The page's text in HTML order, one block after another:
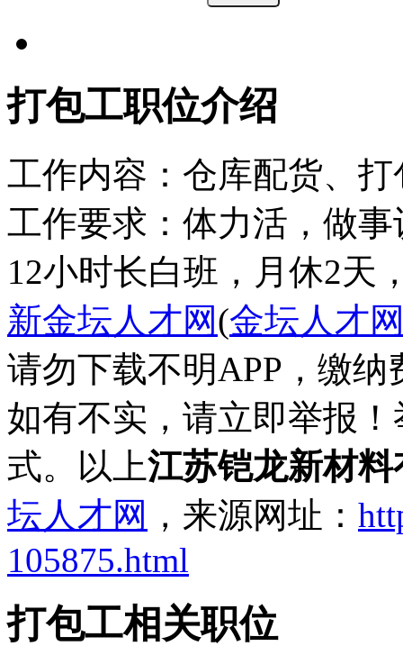
打包工职位介绍
工作内容：仓库配货、
工作要求：体力活，做
12小时长白班，月休2天
新金坛人才网(金坛人才
请勿下载不明APP，缴
如有不实，请立即举报
式。以上江苏铠龙新材
坛人才网 ，来源网址：
105875.html
打包工相关职位